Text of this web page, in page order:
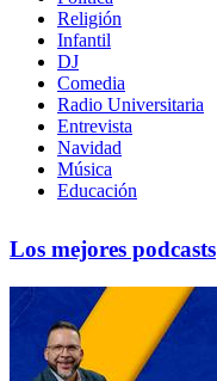
Religión
Infantil
DJ
Comedia
Radio Universitaria
Entrevista
Navidad
Música
Educación
Los mejores podcasts